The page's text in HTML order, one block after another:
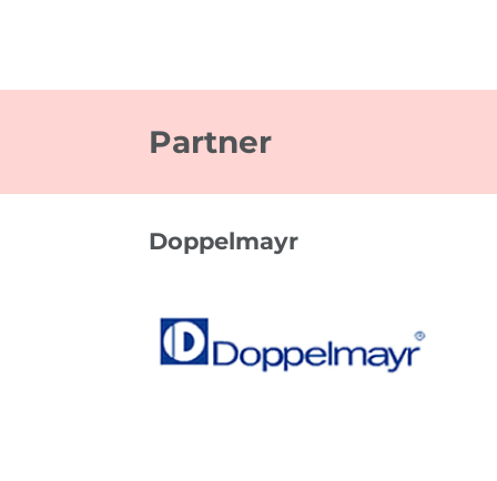
Partner
Doppelmayr